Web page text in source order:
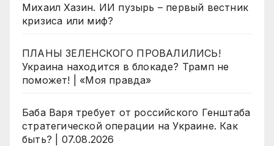
Михаил Хазин. ИИ пузырь – первый вестник
кризиса или миф?
ПЛАНЫ ЗЕЛЕНСКОГО ПРОВАЛИЛИСЬ!
Украина находится в блокаде? Трамп не
поможет! | «Моя правда»
Баба Варя требует от российского Генштаба
стратегической операции на Украине. Как
быть? | 07.08.2026